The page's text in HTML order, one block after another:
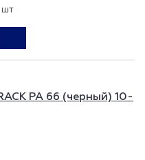
шт
PA 66 (черный) 10-